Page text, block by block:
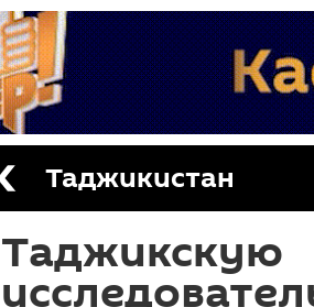
Таджикистан
Таджикскую